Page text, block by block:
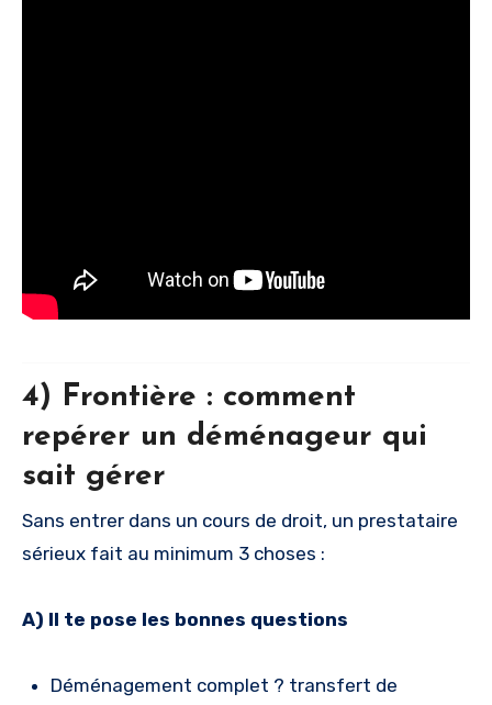
4) Frontière : comment
repérer un déménageur qui
sait gérer
Sans entrer dans un cours de droit, un prestataire
sérieux fait au minimum 3 choses :
A) Il te pose les bonnes questions
Déménagement complet ? transfert de